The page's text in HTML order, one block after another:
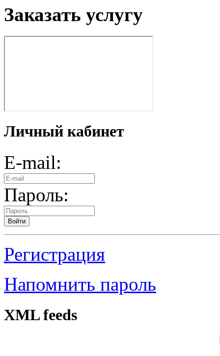
Заказать услугу
Личный кабинет
E-mail:
Пароль:
Войти
Регистрация
Напомнить пароль
XML feeds